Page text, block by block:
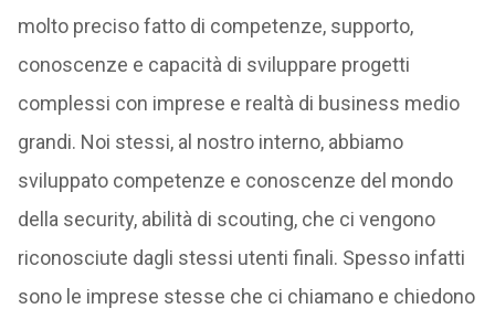
molto preciso fatto di competenze, supporto,
conoscenze e capacità di sviluppare progetti
complessi con imprese e realtà di business medio
grandi. Noi stessi, al nostro interno, abbiamo
sviluppato competenze e conoscenze del mondo
della security, abilità di scouting, che ci vengono
riconosciute dagli stessi utenti finali. Spesso infatti
sono le imprese stesse che ci chiamano e chiedono